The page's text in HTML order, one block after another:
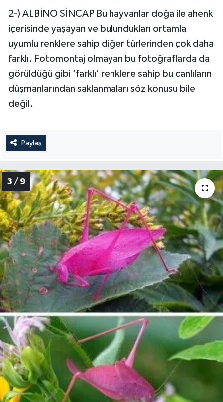
2-) ALBİNO SİNCAP Bu hayvanlar doğa ile ahenk
içerisinde yaşayan ve bulundukları ortamla
uyumlu renklere sahip diğer türlerinden çok daha
farklı. Fotomontaj olmayan bu fotoğraflarda da
görüldüğü gibi ‘farklı’ renklere sahip bu canlıların
düşmanlarından saklanmaları söz konusu bile
değil.
Paylaş
3 / 9